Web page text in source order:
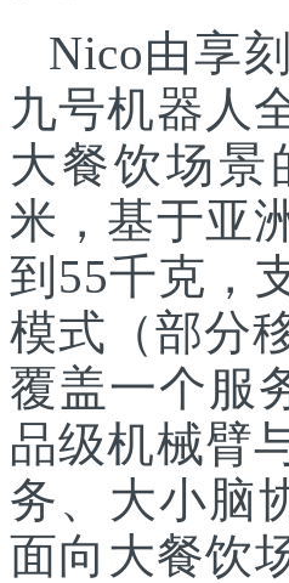
Nico由享
九号机器人
大餐饮场景
米，基于亚
到55千克，
模式（部分
覆盖一个服
品级机械臂
务、大小脑
面向大餐饮